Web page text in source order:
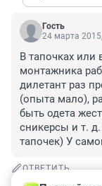
Гость
24 марта
В тапочках или
монтажника
дилетант раз
(опыта мало),
быть одета
сникерсы и т.
тапочек) У
ОТВЕТИТЬ